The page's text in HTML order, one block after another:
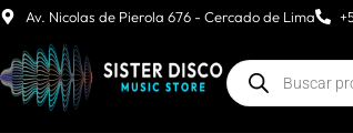
Av. Nicolas de Pierola 676 - Cercado de Lima